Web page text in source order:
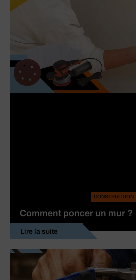
CONSTRUCTION
Comment poncer un mur ?
Lire la suite